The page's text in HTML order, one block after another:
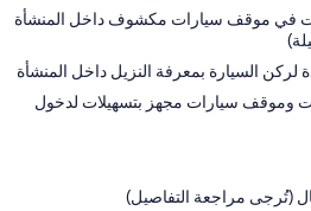
في موقف سيارات مكشوف داخل المنشأة
لركن السيارة بمعرفة النزيل داخل المنشأة
وموقف سيارات مجهز بتسهيلات لدخول
(تُرجى مراجعة التفاصيل)